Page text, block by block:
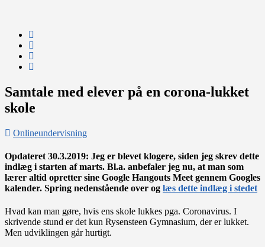
Samtale med elever på en corona-lukket
skole
Onlineundervisning
Opdateret 30.3.2019: Jeg er blevet klogere, siden jeg skrev dette
indlæg i starten af marts. Bl.a. anbefaler jeg nu, at man som
lærer altid opretter sine Google Hangouts Meet gennem Googles
kalender. Spring nedenstående over og læs dette indlæg i stedet
Hvad kan man gøre, hvis ens skole lukkes pga. Coronavirus. I
skrivende stund er det kun Rysensteen Gymnasium, der er lukket.
Men udviklingen går hurtigt.